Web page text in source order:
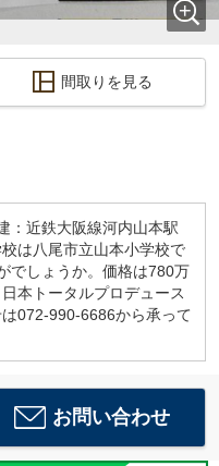
間取りを見る
近鉄大阪線河内山本駅
は八尾市立山本小学校で
でしょうか。価格は780万
本トータルプロデュース
072-990-6686から承って
お問い合わせ